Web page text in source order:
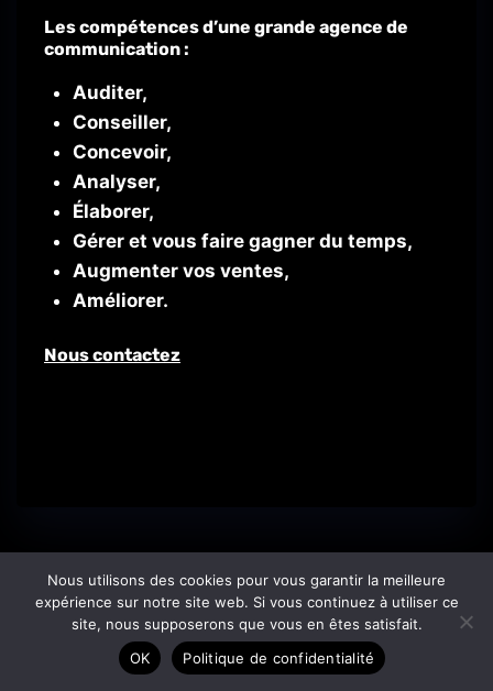
Les compétences d’une grande agence de
communication :
Auditer,
Conseiller,
Concevoir,
Analyser,
Élaborer,
Gérer et vous faire gagner du temps,
Augmenter vos ventes,
Améliorer.
Nous contactez
Etre rappelé gratuitement
Agence Service Porfolio
Nous utilisons des cookies pour vous garantir la meilleure
expérience sur notre site web. Si vous continuez à utiliser ce
site, nous supposerons que vous en êtes satisfait.
OK
Politique de confidentialité